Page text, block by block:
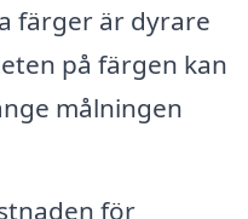
färger är dyrare
på färgen kan
målningen
för